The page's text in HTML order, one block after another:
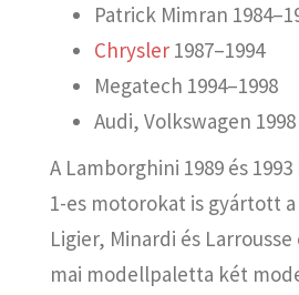
Patrick Mimran
Chrysler 1987–1994
Megatech 1994–1998
Audi, Volkswagen
A Lamborghini 1989 és
1-es motorokat is gyártott
Ligier, Minardi és
mai modellpaletta két